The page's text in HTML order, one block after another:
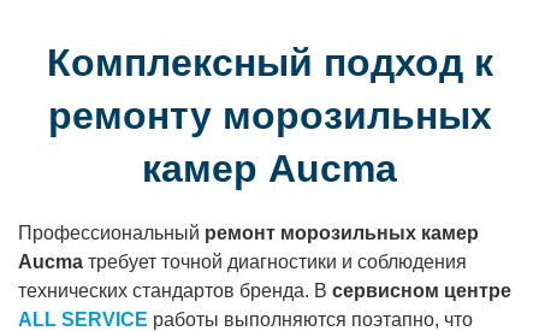
Комплексный подход к
ремонту морозильных
камер Aucma
Профессиональный ремонт морозильных камер
Aucma требует точной диагностики и соблюдения
технических стандартов бренда. В сервисном центре
ALL SERVICE работы выполняются поэтапно, что